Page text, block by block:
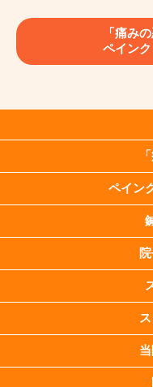
「痛み
ペイン
ペイン